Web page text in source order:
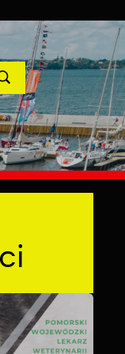
KONTAKT
NASTĘPNY